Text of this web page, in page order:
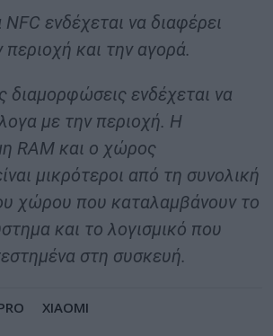
NFC ενδέχεται να διαφέρει
και την αγορά.
διαμορφώσεις ενδέχεται να
με την περιοχή. Η
RAM και ο χώρος
μικρότεροι από τη συνολική
χώρου που καταλαμβάνουν το
και το λογισμικό που
στη συσκευή.
XIAOMI